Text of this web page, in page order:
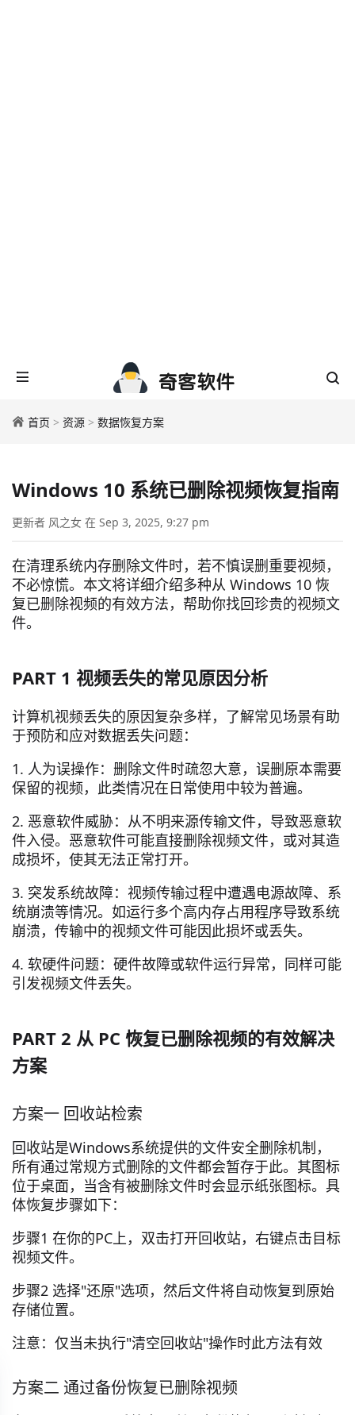
首页 > 资源 > 数据恢复方案
Windows 10 系统已删除视频恢复指南
更新者 风之女 在 Sep 3, 2025, 9:27 pm
在清理系统内存删除文件时，若不慎误删重要视频，
不必惊慌。本文将详细介绍多种从 Windows 10 恢
复已删除视频的有效方法，帮助你找回珍贵的视频文
件。
PART 1 视频丢失的常见原因分析
计算机视频丢失的原因复杂多样，了解常见场景有助
于预防和应对数据丢失问题：
1. 人为误操作：删除文件时疏忽大意，误删原本需要
保留的视频，此类情况在日常使用中较为普遍。
2. 恶意软件威胁：从不明来源传输文件，导致恶意软
件入侵。恶意软件可能直接删除视频文件，或对其造
成损坏，使其无法正常打开。
3. 突发系统故障：视频传输过程中遭遇电源故障、系
统崩溃等情况。如运行多个高内存占用程序导致系统
崩溃，传输中的视频文件可能因此损坏或丢失。
4. 软硬件问题：硬件故障或软件运行异常，同样可能
引发视频文件丢失。
PART 2 从 PC 恢复已删除视频的有效解决
方案
方案一 回收站检索
回收站是Windows系统提供的文件安全删除机制，
所有通过常规方式删除的文件都会暂存于此。其图标
位于桌面，当含有被删除文件时会显示纸张图标。具
体恢复步骤如下：
步骤1 在你的PC上，双击打开回收站，右键点击目标
视频文件。
步骤2 选择"还原"选项，然后文件将自动恢复到原始
存储位置。
注意：仅当未执行"清空回收站"操作时此方法有效
方案二 通过备份恢复已删除视频